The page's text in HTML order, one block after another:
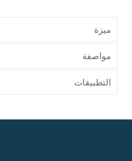
ميزة
مواصفة
التطبيقات